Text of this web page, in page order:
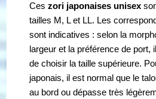
Ceszori japonaises unisex
tailles M, L et LL. Les
sont indicatives : selon la
largeur et la préférence de port,
de choisir la taille supérieure.
japonais, il est normal que le
au bord ou dépasse très